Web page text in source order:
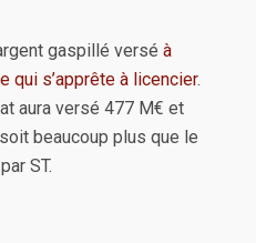
gaspillé verséà
qui s’apprête à licencier.
aura versé 477 M€ et
beaucoup plus que le
ST.